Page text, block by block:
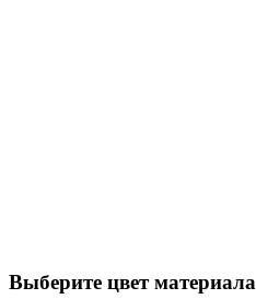
Выберите цвет материала